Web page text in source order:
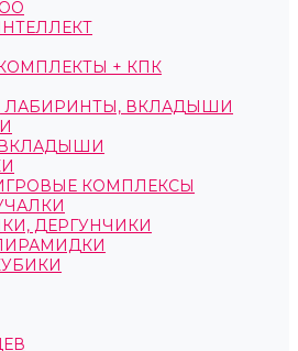
+ КПК
ЛАБИРИНТЫ, ВКЛАДЫШИ
КОМПЛЕКСЫ
ДЕРГУНЧИКИ